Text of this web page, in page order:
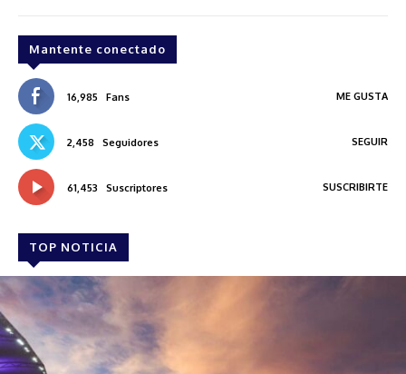
Mantente conectado
16,985 Fans ME GUSTA
2,458 Seguidores SEGUIR
61,453 Suscriptores SUSCRIBIRTE
TOP NOTICIA